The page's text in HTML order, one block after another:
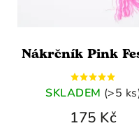
Nákrčník Pink
SKLADEM (>5
175 Kč